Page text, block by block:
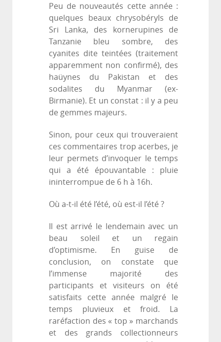
Peu de nouveautés cette année :
quelques beaux chrysobéryls de
Sri Lanka, des kornerupines de
Tanzanie bleu sombre, des
cyanites dite teintées (traitement
apparemment non confirmé), des
haüynes du Pakistan et des
sodalites du Myanmar (ex-
Birmanie). Et un constat : il y a peu
de gemmes majeurs.
Sinon, pour ceux qui trouveraient
ces commentaires trop acerbes, je
leur permets d’invoquer le temps
qui a été épouvantable : pluie
ininterrompue de 6 h à 16h.
Où a-t-il été l’été, où est-il l’été ?
Il est arrivé le lendemain avec un
beau soleil et un regain
d’optimisme. En guise de
conclusion, on constate que
l’immense majorité des
participants et visiteurs on été
satisfaits cette année malgré le
temps pluvieux et froid. La
raréfaction des « top » marchands
et des grands collectionneurs